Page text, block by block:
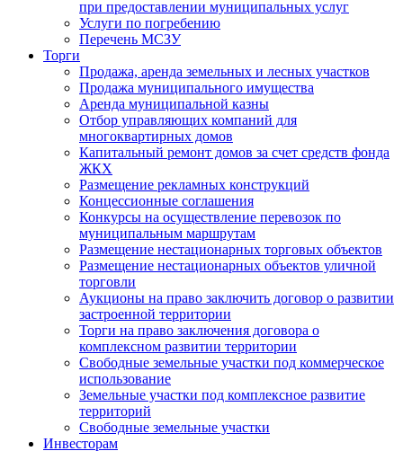
при предоставлении муниципальных услуг
Услуги по погребению
Перечень МСЗУ
Торги
Продажа, аренда земельных и лесных участков
Продажа муниципального имущества
Аренда муниципальной казны
Отбор управляющих компаний для
многоквартирных домов
Капитальный ремонт домов за счет средств фонда
ЖКХ
Размещение рекламных конструкций
Концессионные соглашения
Конкурсы на осуществление перевозок по
муниципальным маршрутам
Размещение нестационарных торговых объектов
Размещение нестационарных объектов уличной
торговли
Аукционы на право заключить договор о развитии
застроенной территории
Торги на право заключения договора о
комплексном развитии территории
Свободные земельные участки под коммерческое
использование
Земельные участки под комплексное развитие
территорий
Свободные земельные участки
Инвесторам